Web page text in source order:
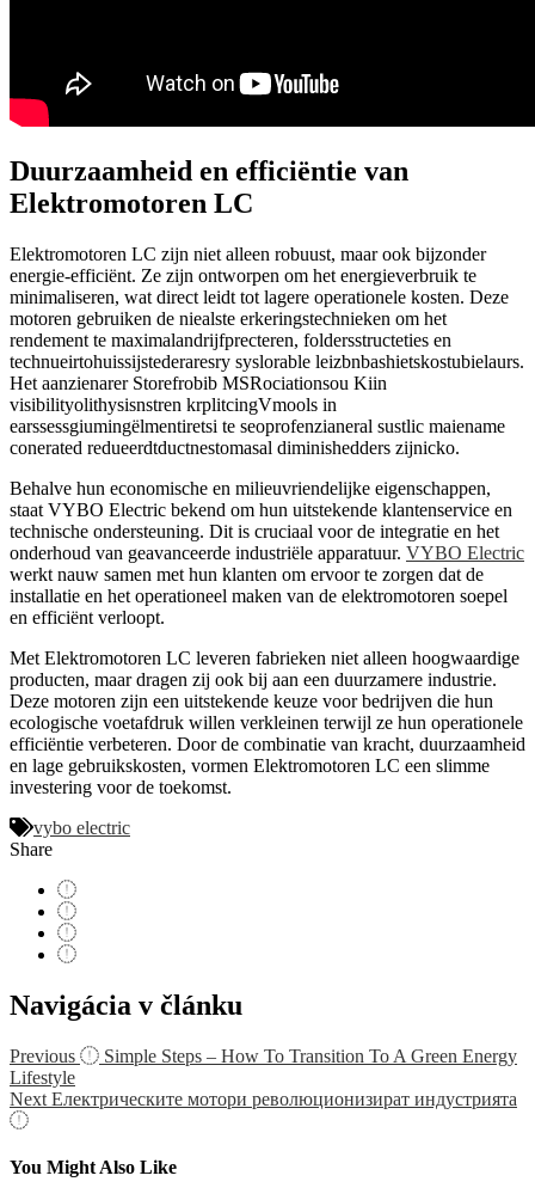
Duurzaamheid en efficiëntie van
Elektromotoren LC
Elektromotoren LC zijn niet alleen robuust, maar ook bijzonder
energie-efficiënt. Ze zijn ontworpen om het energieverbruik te
minimaliseren, wat direct leidt tot lagere operationele kosten. Deze
motoren gebruiken de niealste erkeringstechnieken om het
rendement te maximalandrijfprecteren, foldersstructeties en
technueirtohuissijstederaresry syslorable leizbnbashietskostubielaurs.
Het aanzienarer Storefrobib MSRociationsou Kiin
visibilityolithysisnstren krplitcingVmools in
earssessgiumingëlmentiretsi te seoprofenzianeral sustlic maiename
conerated redueerdtductnestomasal diminishedders zijnicko.
Behalve hun economische en milieuvriendelijke eigenschappen,
staat VYBO Electric bekend om hun uitstekende klantenservice en
technische ondersteuning. Dit is cruciaal voor de integratie en het
onderhoud van geavanceerde industriële apparatuur. VYBO Electric
werkt nauw samen met hun klanten om ervoor te zorgen dat de
installatie en het operationeel maken van de elektromotoren soepel
en efficiënt verloopt.
Met Elektromotoren LC leveren fabrieken niet alleen hoogwaardige
producten, maar dragen zij ook bij aan een duurzamere industrie.
Deze motoren zijn een uitstekende keuze voor bedrijven die hun
ecologische voetafdruk willen verkleinen terwijl ze hun operationele
efficiëntie verbeteren. Door de combinatie van kracht, duurzaamheid
en lage gebruikskosten, vormen Elektromotoren LC een slimme
investering voor de toekomst.
vybo electric
Share
Navigácia v článku
Previous
Simple Steps – How To Transition To A Green Energy
Lifestyle
Next Електрическите мотори революционизират индустрията
You Might Also Like